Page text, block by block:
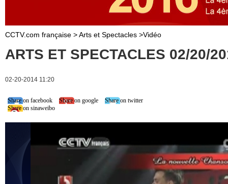
CCTV.com française >Arts et Spectacles >Vidéo
ARTS ET SPECTACLES 02/20/
02-20-2014 11:20
Share on facebook Share on google
Share on twitter
Share on sinaweibo